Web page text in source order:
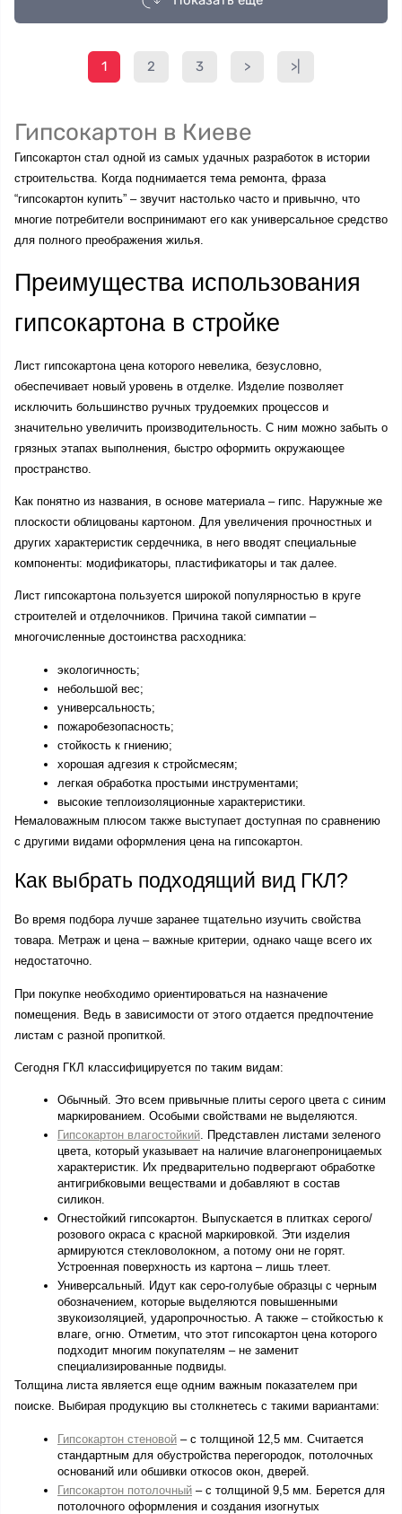
1 2 3 > >|
Гипсокартон в Киеве
Гипсокартон стал одной из самых удачных разработок в истории
строительства. Когда поднимается тема ремонта, фраза
“гипсокартон купить” – звучит настолько часто и привычно, что
многие потребители воспринимают его как универсальное средство
для полного преображения жилья.
Преимущества использования
гипсокартона в стройке
Лист гипсокартона цена которого невелика, безусловно,
обеспечивает новый уровень в отделке. Изделие позволяет
исключить большинство ручных трудоемких процессов и
значительно увеличить производительность. С ним можно забыть о
грязных этапах выполнения, быстро оформить окружающее
пространство.
Как понятно из названия, в основе материала – гипс. Наружные же
плоскости облицованы картоном. Для увеличения прочностных и
других характеристик сердечника, в него вводят специальные
компоненты: модификаторы, пластификаторы и так далее.
Лист гипсокартона пользуется широкой популярностью в круге
строителей и отделочников. Причина такой симпатии –
многочисленные достоинства расходника:
экологичность;
небольшой вес;
универсальность;
пожаробезопасность;
стойкость к гниению;
хорошая адгезия к стройсмесям;
легкая обработка простыми инструментами;
высокие теплоизоляционные характеристики.
Немаловажным плюсом также выступает доступная по сравнению
с другими видами оформления цена на гипсокартон.
Как выбрать подходящий вид ГКЛ?
Во время подбора лучше заранее тщательно изучить свойства
товара. Метраж и цена – важные критерии, однако чаще всего их
недостаточно.
При покупке необходимо ориентироваться на назначение
помещения. Ведь в зависимости от этого отдается предпочтение
листам с разной пропиткой.
Сегодня ГКЛ классифицируется по таким видам:
Обычный. Это всем привычные плиты серого цвета с синим
маркированием. Особыми свойствами не выделяются.
Гипсокартон влагостойкий. Представлен листами зеленого
цвета, который указывает на наличие влагонепроницаемых
характеристик. Их предварительно подвергают обработке
антигрибковыми веществами и добавляют в состав
силикон.
Огнестойкий гипсокартон. Выпускается в плитках серого/
розового окраса с красной маркировкой. Эти изделия
армируются стекловолокном, а потому они не горят.
Устроенная поверхность из картона – лишь тлеет.
Универсальный. Идут как серо-голубые образцы с черным
обозначением, которые выделяются повышенными
звукоизоляцией, ударопрочностью. А также – стойкостью к
влаге, огню. Отметим, что этот гипсокартон цена которого
подходит многим покупателям – не заменит
специализированные подвиды.
Толщина листа является еще одним важным показателем при
поиске. Выбирая продукцию вы столкнетесь с такими вариантами:
Гипсокартон стеновой – с толщиной 12,5 мм. Считается
стандартным для обустройства перегородок, потолочных
оснований или обшивки откосов окон, дверей.
Гипсокартон потолочный – с толщиной 9,5 мм. Берется для
потолочного оформления и создания изогнутых